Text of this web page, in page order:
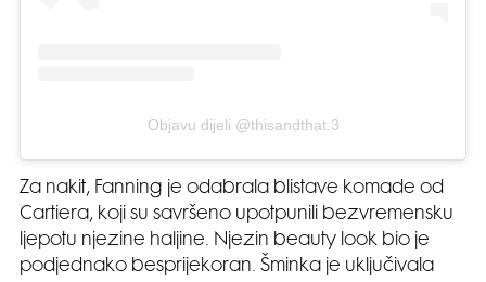
Objavu dijeli @thisandthat.3
Za nakit, Fanning je odabrala blistave komade od
Cartiera, koji su savršeno upotpunili bezvremensku
ljepotu njezine haljine. Njezin beauty look bio je
podjednako besprijekoran. Šminka je uključivala